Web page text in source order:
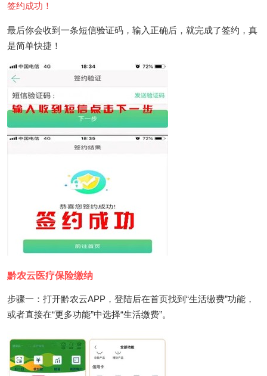
签约成功！
最后你会收到一条短信验证码，输入正确后，就完成了签约，真
是简单快捷！
黔农云医疗保险缴纳
步骤一：打开黔农云APP，登陆后在首页找到“生活缴费”功能，
或者直接在“更多功能”中选择“生活缴费”。